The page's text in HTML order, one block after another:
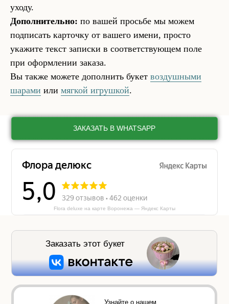
уходу.
Дополнительно: по вашей просьбе мы можем
подписать карточку от вашего имени, просто
укажите текст записки в соответствующем поле
при оформлении заказа.
Вы также можете дополнить букет воздушными
шарами или мягкой игрушкой.
ЗАКАЗАТЬ В WHATSAPP
Flora deluxe на карте Воронежа — Яндекс Карты
Узнайте о нашем
Заказать этот букет